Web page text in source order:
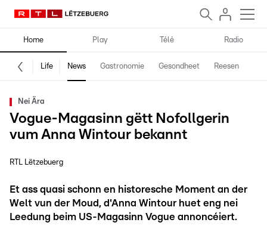
Home Play Télé Radio
Life News Gastronomie Gesondheet Reesen
Nei Ära
Vogue-Magasinn gëtt Nofollgerin
vum Anna Wintour bekannt
RTL Lëtzebuerg
Et ass quasi schonn en historesche Moment an der
Welt vun der Moud, d'Anna Wintour huet eng nei
Leedung beim US-Magasinn Vogue annoncéiert.